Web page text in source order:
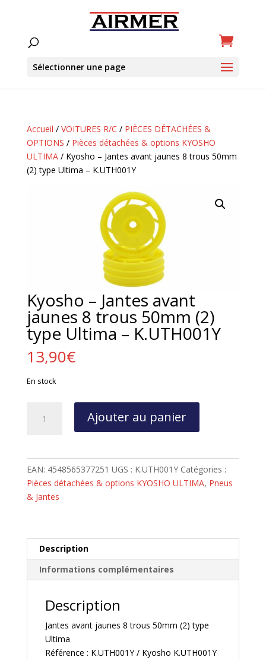
Sélectionner une page
Accueil / VOITURES R/C / PIÈCES DÉTACHÉES &
OPTIONS / Pièces détachées & options KYOSHO
ULTIMA/ Kyosho – Jantes avant jaunes 8 trous 50mm
(2) type Ultima – K.UTH001Y
Kyosho – Jantes avant
jaunes 8 trous 50mm (2)
type Ultima – K.UTH001Y
13,90€
En stock
avant
type
Ultima
K.UTH001Y
Ajouter au panier
EAN: 4548565377251 UGS : K.UTH001Y Catégories :
Pièces détachées & options KYOSHO ULTIMA, Pneus
& Jantes
Description
Informations complémentaires
Description
Jantes avant jaunes 8 trous 50mm (2) type
Ultima
Référence : K.UTH001Y / Kyosho K.UTH001Y